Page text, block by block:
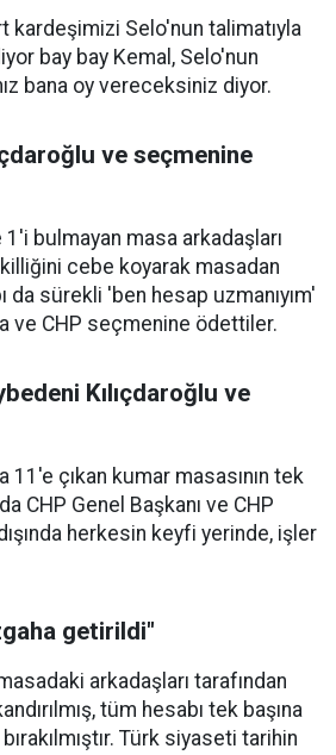
kardeşimizi Selo'nun talimatıyla
bay bay Kemal, Selo'nun
bana oy vereceksiniz diyor.
ve seçmenine
1'i bulmayan masa arkadaşları
cebe koyarak masadan
da sürekli 'ben hesap uzmanıyım'
ve CHP seçmenine ödettiler.
Kılıçdaroğlu ve
11'e çıkan kumar masasının tek
CHP Genel Başkanı ve CHP
herkesin keyfi yerinde, işler
getirildi"
arkadaşları tarafından
tüm hesabı tek başına
Türk siyaseti tarihin